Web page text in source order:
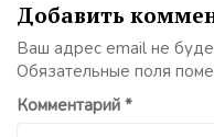
Добавить
Ваш адрес email не
Обязательные поля
Комментарий *